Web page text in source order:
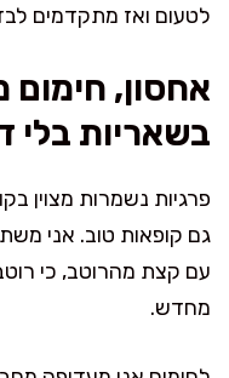
לטעום ואז מתקדמים
אחסון,
בשאריות בלי
גם קופאות טוב. אני
עם קצת מהרוטב, כי
מחדש.